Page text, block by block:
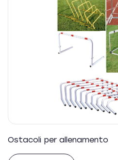
Ostacoli per allenamento